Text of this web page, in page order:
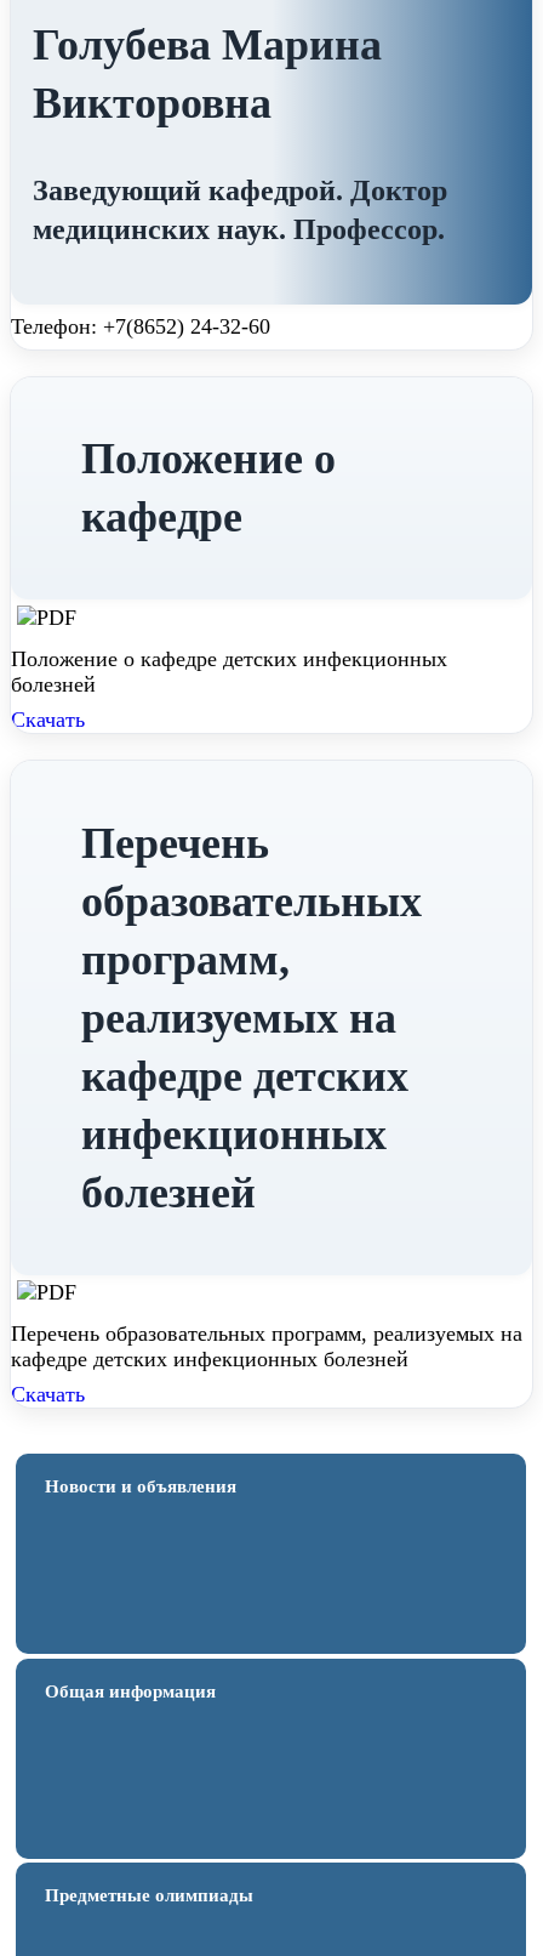
Голубева Марина
Викторовна
Заведующий кафедрой. Доктор
медицинских наук. Профессор.
Телефон: +7(8652) 24-32-60
Положение о
кафедре
Положение о кафедре детских инфекционных
болезней
Скачать
Перечень
образовательных
программ,
реализуемых на
кафедре детских
инфекционных
болезней
Перечень образовательных программ, реализуемых на
кафедре детских инфекционных болезней
Скачать
Новости и объявления
Общая информация
Предметные олимпиады